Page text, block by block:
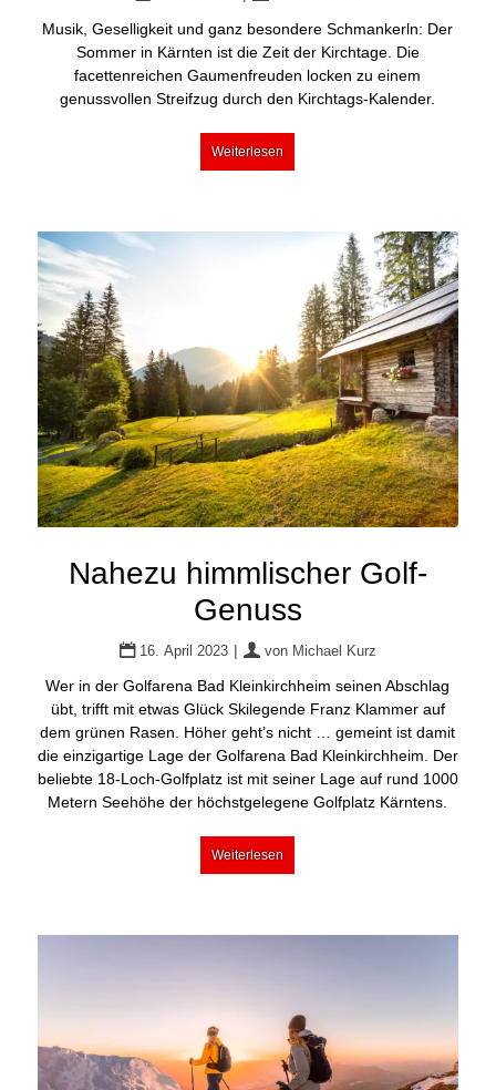
Musik, Geselligkeit und ganz besondere Schmankerln: Der
Sommer in Kärnten ist die Zeit der Kirchtage. Die
facettenreichen Gaumenfreuden locken zu einem
genussvollen Streifzug durch den Kirchtags-Kalender.
Weiterlesen
Nahezu himmlischer Golf-
Genuss
16. April 2023 | von Michael Kurz
Wer in der Golfarena Bad Kleinkirchheim seinen Abschlag
übt, trifft mit etwas Glück Skilegende Franz Klammer auf
dem grünen Rasen. Höher geht’s nicht … gemeint ist damit
die einzigartige Lage der Golfarena Bad Kleinkirchheim. Der
beliebte 18-Loch-Golfplatz ist mit seiner Lage auf rund 1000
Metern Seehöhe der höchstgelegene Golfplatz Kärntens.
Weiterlesen